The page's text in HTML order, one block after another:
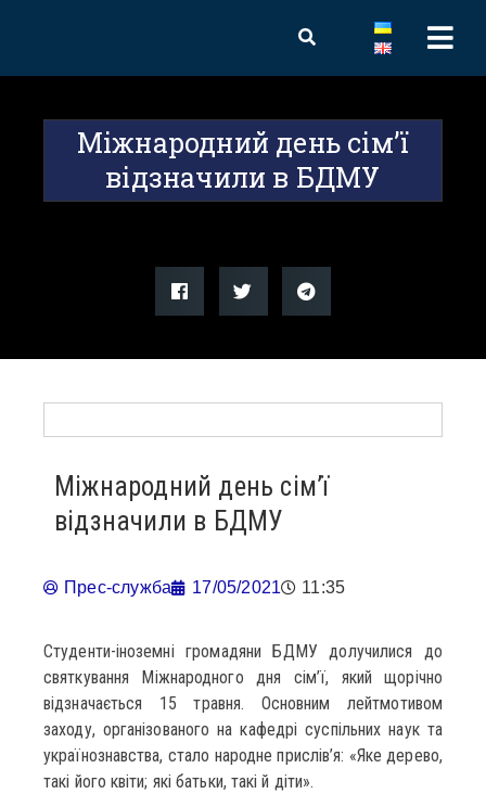
Міжнародний день сім’ї
відзначили в БДМУ
Міжнародний день сім’ї
відзначили в БДМУ
Прес-служба 17/05/2021 11:35
Студенти-іноземні громадяни БДМУ долучилися до
святкування Міжнародного дня сім’ї, який щорічно
відзначається 15 травня. Основним лейтмотивом
заходу, організованого на кафедрі суспільних наук та
українознавства, стало народне прислів’я: «Яке дерево,
такі його квіти; які батьки, такі й діти».